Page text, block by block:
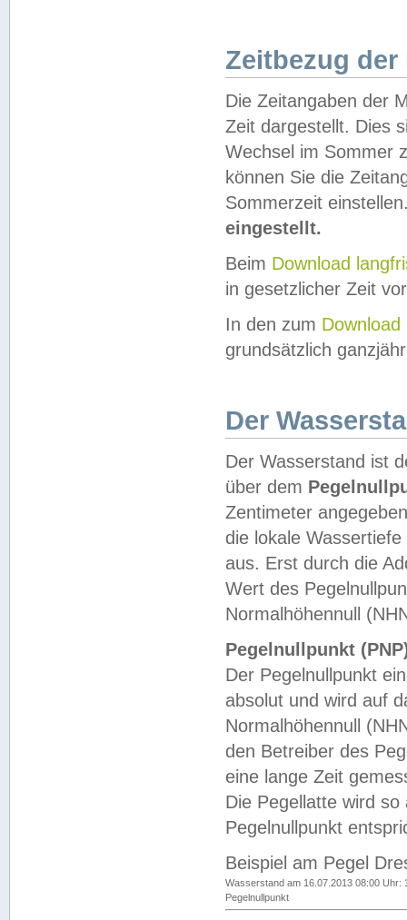
Zeitbezug der
Die Zeitangaben der
Zeit dargestellt. Dies
Wechsel im Sommer
können Sie die
Sommerzeit
eingestellt.
Beim Download
in gesetzlicher Zeit
In den zum Download
grundsätzlich
Der
Der Wasserstand ist
über dem
Zentimeter
die lokale
aus. Erst durch die
Wert des
Normalhöhennull
Pegelnullpunkt
Der Pegelnullpunkt
absolut und wird auf
Normalhöhennull
den Betreiber des
eine lange Zeit
Die Pegellatte wird
Pegelnullpunkt
Beispiel am Pegel
Wasserstand am 16.07.2013 08:00 Uhr:
Pegelnullpunkt